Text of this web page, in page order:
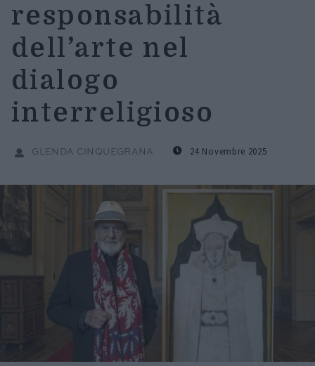
responsabilità
dell’arte nel
dialogo
interreligioso
GLENDA CINQUEGRANA 24 Novembre 2025